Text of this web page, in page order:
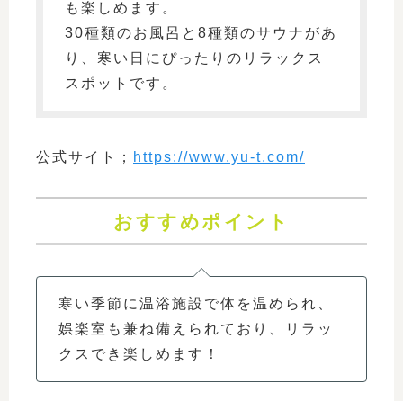
も楽しめます。
30種類のお風呂と8種類のサウナがあ
り、寒い日にぴったりのリラックス
スポットです。
公式サイト； https://www.yu-t.com/
おすすめポイント
寒い季節に温浴施設で体を温められ、
娯楽室も兼ね備えられており、リラッ
クスでき楽しめます！